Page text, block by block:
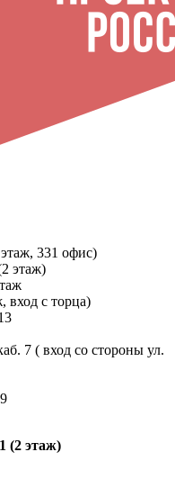
331 офис)
этаж)
вход с торца)
7 ( вход со стороны ул.
(2 этаж)